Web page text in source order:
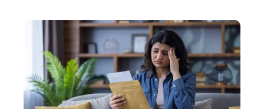
zusammengefasst!